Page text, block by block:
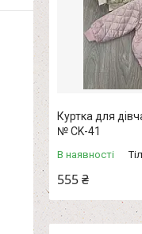
Куртка для
№ CK-41
В наявності
555 ₴